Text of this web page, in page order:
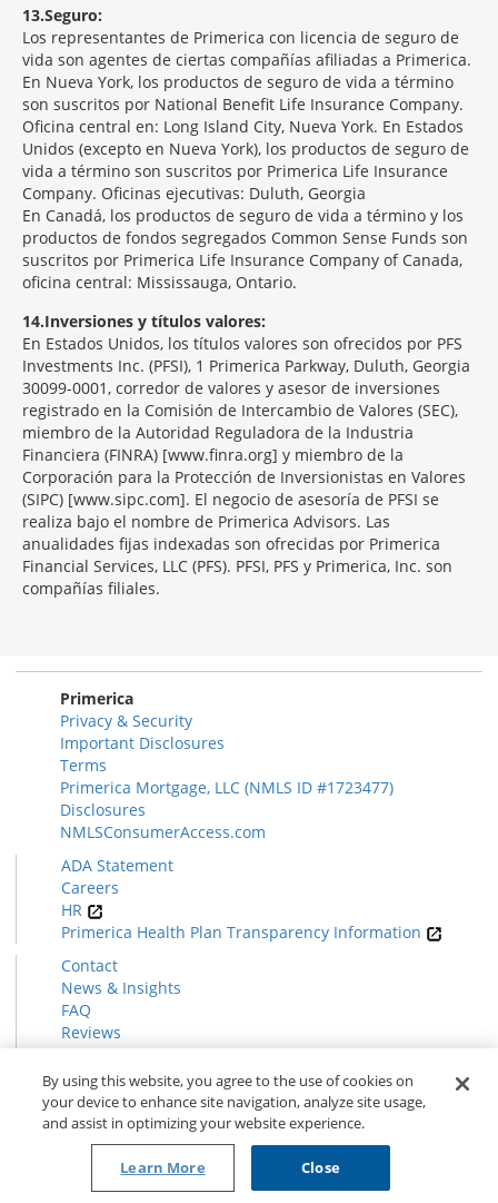
13 Seguro:
Los representantes de Primerica con licencia de seguro de
vida son agentes de ciertas compañías afiliadas a Primerica.
En Nueva York, los productos de seguro de vida a término
son suscritos por National Benefit Life Insurance Company.
Oficina central en: Long Island City, Nueva York. En Estados
Unidos (excepto en Nueva York), los productos de seguro de
vida a término son suscritos por Primerica Life Insurance
Company. Oficinas ejecutivas: Duluth, Georgia
En Canadá, los productos de seguro de vida a término y los
productos de fondos segregados Common Sense Funds son
suscritos por Primerica Life Insurance Company of Canada,
oficina central: Mississauga, Ontario.
14 Inversiones y títulos valores:
En Estados Unidos, los títulos valores son ofrecidos por PFS
Investments Inc. (PFSI), 1 Primerica Parkway, Duluth, Georgia
30099-0001, corredor de valores y asesor de inversiones
registrado en la Comisión de Intercambio de Valores (SEC),
miembro de la Autoridad Reguladora de la Industria
Financiera (FINRA) [www.finra.org] y miembro de la
Corporación para la Protección de Inversionistas en Valores
(SIPC) [www.sipc.com]. El negocio de asesoría de PFSI se
realiza bajo el nombre de Primerica Advisors. Las
anualidades fijas indexadas son ofrecidas por Primerica
Financial Services, LLC (PFS). PFSI, PFS y Primerica, Inc. son
compañías filiales.
Primerica
Privacy & Security
Important Disclosures
Terms
Primerica Mortgage, LLC (NMLS ID #1723477)
Disclosures
NMLSConsumerAccess.com
ADA Statement
Careers
HR
Primerica Health Plan Transparency Information
Contact
News & Insights
FAQ
Reviews
Find a Rep
Form CRS
© 2026 Primericawww.primerica.com
By using this website, you agree to the use of cookies on
your device to enhance site navigation, analyze site usage,
and assist in optimizing your website experience.
Learn More Close